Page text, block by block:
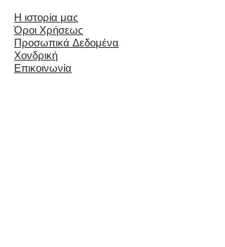
Η ιστορία μας
Όροι Χρήσεως
Προσωπικά Δεδομένα
Χονδρική
Επικοινωνία